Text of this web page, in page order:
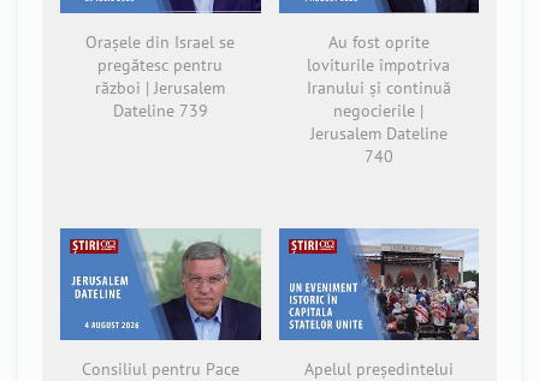
Orașele din Israel se
pregătesc pentru
război | Jerusalem
Dateline 739
Au fost oprite
loviturile împotriva
Iranului și continuă
negocierile |
Jerusalem Dateline
740
Consiliul pentru Pace Apelul președintelui